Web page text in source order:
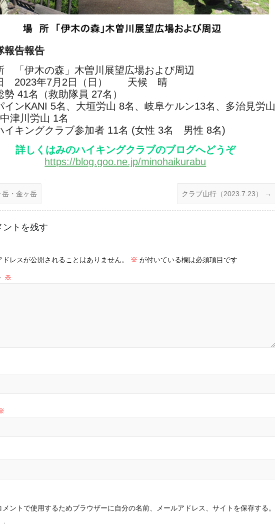
報告報告
伊木の森」木曽川展望広場および周辺
2023年7月2日（日） 天候 晴
勢 41名（救助隊員 27名）
インKANI 5名、大垣労山 8名、岐阜ケルン13名、多治見労山
津川労山 1名
イキングクラブ参加者 11名 (女性 3名 男性 8名)
詳しくはみのハイキングクラブのブログへどうぞ
https://blog.goo.ne.jp/minohaikurabu
岳・金ヶ岳 クラブ山行（2023.7.23） →
ントを残す
ドレスが公開されることはありません。 ※ が付いている欄は必須項目です
※
メントで使用するためブラウザーに自分の名前、メールアドレス、サイトを保存する。